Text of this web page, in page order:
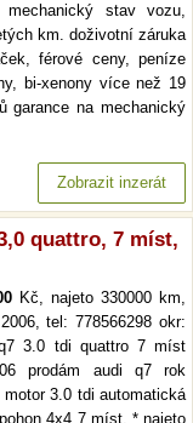
mechanický stav vozu,
km. doživotní záruka
férové ceny, peníze
bi-xenony více než 19
garance na mechanický
Zobrazit inzerát
quattro, 7 míst,
Kč, najeto 330000 km,
tel: 778566298 okr:
3.0 tdi quattro 7 míst
prodám audi q7 rok
motor 3.0 tdi automatická
4x4 7 míst. * najeto